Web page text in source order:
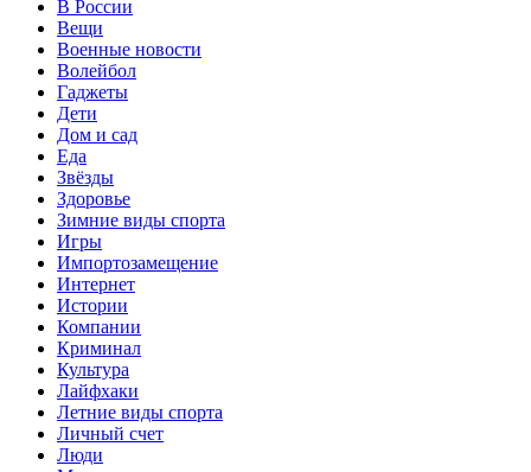
В России
Вещи
Военные новости
Волейбол
Гаджеты
Дети
Дом и сад
Еда
Звёзды
Здоровье
Зимние виды спорта
Игры
Импортозамещение
Интернет
Истории
Компании
Криминал
Культура
Лайфхаки
Летние виды спорта
Личный счет
Люди